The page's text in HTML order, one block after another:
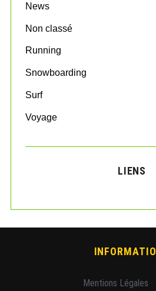
News
Non classé
Running
Snowboarding
Surf
Voyage
LIENS
Mentions Légales